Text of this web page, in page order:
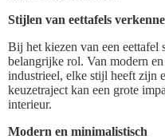
Stijlen van eettafels
Bij het kiezen van een eettafel
belangrijke rol. Van modern
industrieel, elke stijl heeft zijn
keuzetraject kan een grote
interieur.
Modern en minimalistisch